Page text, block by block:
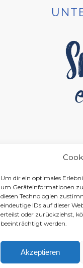
Um dir ein optimales
um Geräteinformationen
diesen Technologien
eindeutige IDs auf dieser
erteilst oder zurückziehst,
beeinträchtigt werden.
Akzeptieren